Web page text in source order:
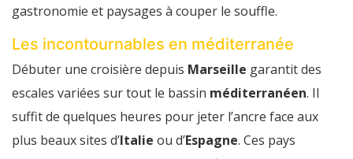
Marseille
gastronomie et paysages à couper le souffle.
Les incontournables en méditerranée
Débuter une croisière depuis Marseille garantit des
escales variées sur tout le bassin méditerranéen. Il
suffit de quelques heures pour jeter l’ancre face aux
plus beaux sites d’Italie ou d’Espagne. Ces pays